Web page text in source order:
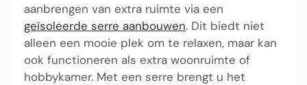
aanbrengen van extra ruimte via een
geïsoleerde serre aanbouwen. Dit biedt niet
alleen een mooie plek om te relaxen, maar kan
ook functioneren als extra woonruimte of
hobbykamer. Met een serre brengt u het